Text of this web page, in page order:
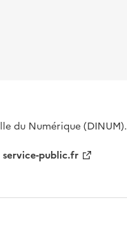
du Numérique (DINUM).
service-public.fr